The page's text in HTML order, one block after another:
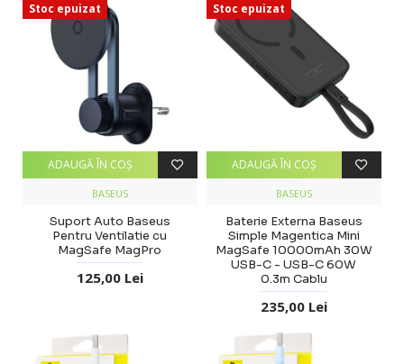
Stoc epuizat
BASEUS
Suport Auto Baseus
Pentru Ventilatie cu
MagSafe MagPro
125,00 Lei
ADAUGĂ ÎN COŞ
Stoc epuizat
BASEUS
Baterie Externa Baseus
Simple Magentica Mini
MagSafe 10000mAh 30W
USB-C - USB-C 60W
0.3m Cablu
235,00 Lei
ADAUGĂ ÎN COŞ